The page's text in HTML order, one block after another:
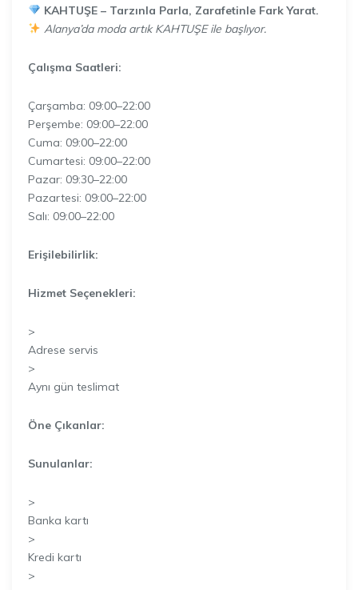
KAHTUŞE – Tarzınla Parla, Zarafetinle Fark Yarat.
Alanya’da moda artık KAHTUŞE ile başlıyor.
Çalışma Saatleri:
Çarşamba: 09:00–22:00
Perşembe: 09:00–22:00
Cuma: 09:00–22:00
Cumartesi: 09:00–22:00
Pazar: 09:30–22:00
Pazartesi: 09:00–22:00
Salı: 09:00–22:00
Erişilebilirlik:
Hizmet Seçenekleri:
>
Adrese servis
>
Aynı gün teslimat
Öne Çıkanlar:
Sunulanlar:
>
Banka kartı
>
Kredi kartı
>